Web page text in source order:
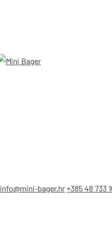
info@mini-bager.hr +385 48 733